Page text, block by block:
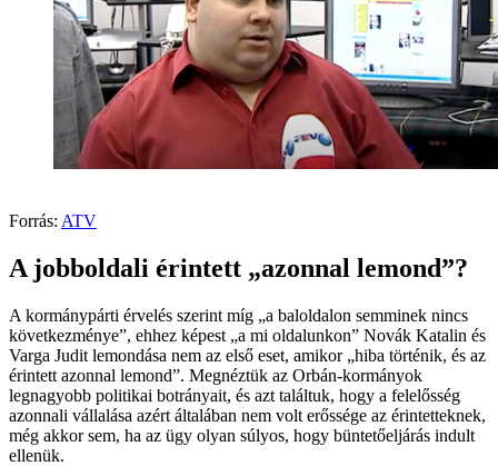
Forrás: ATV
A jobboldali érintett „azonnal lemond”?
A kormánypárti érvelés szerint míg „a baloldalon semminek nincs
következménye”, ehhez képest „a mi oldalunkon” Novák Katalin és
Varga Judit lemondása nem az első eset, amikor „hiba történik, és az
érintett azonnal lemond”. Megnéztük az Orbán-kormányok
legnagyobb politikai botrányait, és azt találtuk, hogy a felelősség
azonnali vállalása azért általában nem volt erőssége az érintetteknek,
még akkor sem, ha az ügy olyan súlyos, hogy büntetőeljárás indult
ellenük.